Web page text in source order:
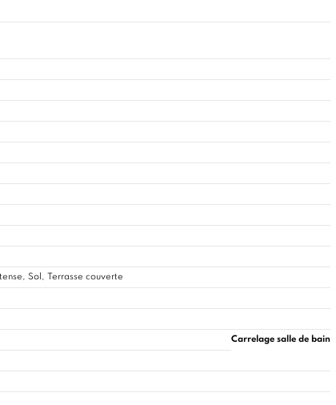
Sol, Terrasse couverte
Carrelage salle de bain